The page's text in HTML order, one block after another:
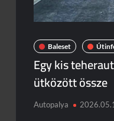
Baleset
Egy kis
ütközött össze
Autopalya